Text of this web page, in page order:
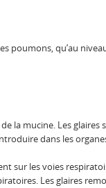
poumons, qu’au
la mucine. Les glaires
dans les
sur les voies
Les glaires